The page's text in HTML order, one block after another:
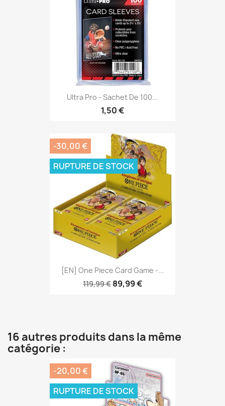
Ultra Pro - Sachet De 100...
1,50 €
[EN] One Piece Card Game -...
119,99 € 89,99 €
-30,00 €
RUPTURE DE STOCK
16 autres produits dans la même
catégorie :
-20,00 €
RUPTURE DE STOCK